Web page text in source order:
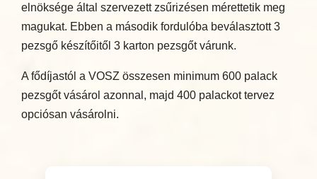
elnöksége által szervezett zsűrizésen mérettetik meg
magukat. Ebben a második fordulóba beválasztott 3
pezsgő készítőitől 3 karton pezsgőt várunk.
A fődíjastól a VOSZ összesen minimum 600 palack
pezsgőt vásárol azonnal, majd 400 palackot tervez
opciósan vásárolni.